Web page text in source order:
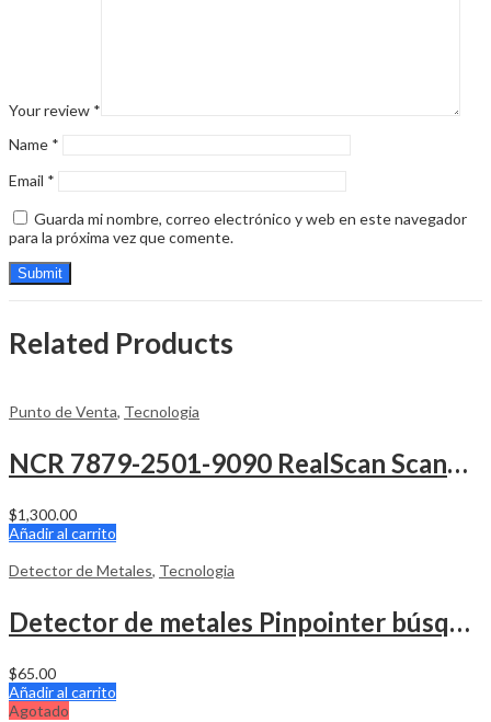
Your review *
Name *
Email *
Guarda mi nombre, correo electrónico y web en este navegador
para la próxima vez que comente.
Related Products
Punto de Venta, Tecnologia
NCR 7879-2501-9090 RealScan Scanner Balanza
$1,300.00
Añadir al carrito
Detector de Metales, Tecnologia
Detector de metales Pinpointer búsqueda de 360 ° IP66
$65.00
Añadir al carrito
Agotado